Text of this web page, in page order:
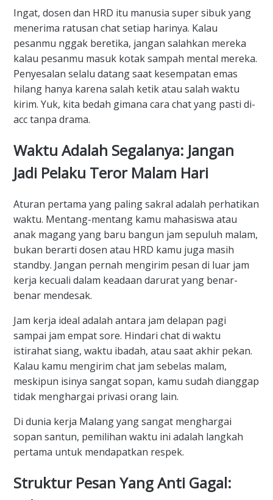
Ingat, dosen dan HRD itu manusia super sibuk yang
menerima ratusan chat setiap harinya. Kalau
pesanmu nggak beretika, jangan salahkan mereka
kalau pesanmu masuk kotak sampah mental mereka.
Penyesalan selalu datang saat kesempatan emas
hilang hanya karena salah ketik atau salah waktu
kirim. Yuk, kita bedah gimana cara chat yang pasti di-
acc tanpa drama.
Waktu Adalah Segalanya: Jangan
Jadi Pelaku Teror Malam Hari
Aturan pertama yang paling sakral adalah perhatikan
waktu. Mentang-mentang kamu mahasiswa atau
anak magang yang baru bangun jam sepuluh malam,
bukan berarti dosen atau HRD kamu juga masih
standby. Jangan pernah mengirim pesan di luar jam
kerja kecuali dalam keadaan darurat yang benar-
benar mendesak.
Jam kerja ideal adalah antara jam delapan pagi
sampai jam empat sore. Hindari chat di waktu
istirahat siang, waktu ibadah, atau saat akhir pekan.
Kalau kamu mengirim chat jam sebelas malam,
meskipun isinya sangat sopan, kamu sudah dianggap
tidak menghargai privasi orang lain.
Di dunia kerja Malang yang sangat menghargai
sopan santun, pemilihan waktu ini adalah langkah
pertama untuk mendapatkan respek.
Struktur Pesan Yang Anti Gagal: